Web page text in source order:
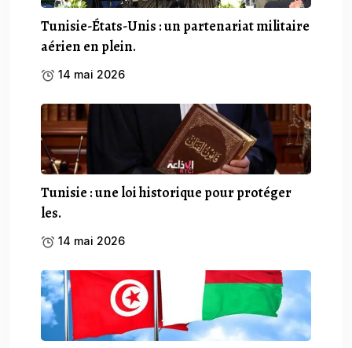
Tunisie-États-Unis : un partenariat militaire
aérien en plein.
14 mai 2026
Tunisie : une loi historique pour protéger
les.
14 mai 2026